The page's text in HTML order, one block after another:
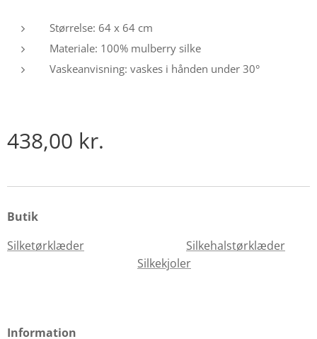
Størrelse: 64 x 64 cm
Materiale: 100% mulberry silke
Vaskeanvisning: vaskes i hånden under 30°
438,00 kr.
Butik
Silketørklæder
Silkehalstørklæder
Silkekjoler
Information